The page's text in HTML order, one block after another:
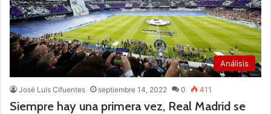
Análisis
José Luis Cifuentes septiembre 14, 2022 0 411
Siempre hay una primera vez, Real Madrid se